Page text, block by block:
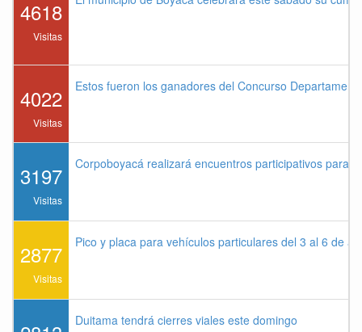
4618
Visitas
4022
Visitas
Estos fueron los ganadores del Concurso
3197
Visitas
Corpoboyacá realizará encuentros participativos para
2877
Visitas
Pico y placa para vehículos particulares del 3 al 6 de
Duitama tendrá cierres viales este domingo